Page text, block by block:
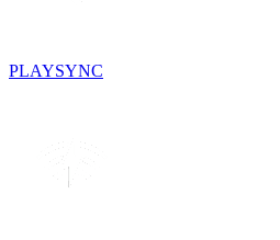
PLAYSYNC